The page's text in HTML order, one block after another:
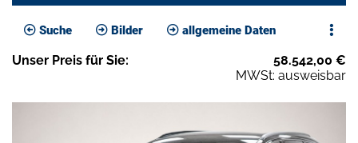
Suche Bilder allgemeine Daten
Unser Preis für Sie: 58.542,00 €
MWSt: ausweisbar